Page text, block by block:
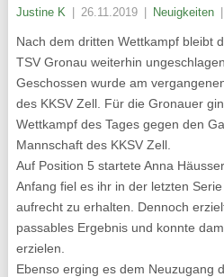
Justine K 26.11.2019 Neuigkeiten
Nach dem dritten Wettkampf bleibt
TSV Gronau weiterhin ungeschlagen.
Geschossen wurde am
des KKSV Zell. Für die Gronauer
Wettkampf des Tages gegen den
Mannschaft des KKSV Zell.
Auf Position 5 startete Anna
Anfang fiel es ihr in der letzten
aufrecht zu erhalten. Dennoch
passables Ergebnis und konnte
erzielen.
Ebenso erging es dem Neuzugang